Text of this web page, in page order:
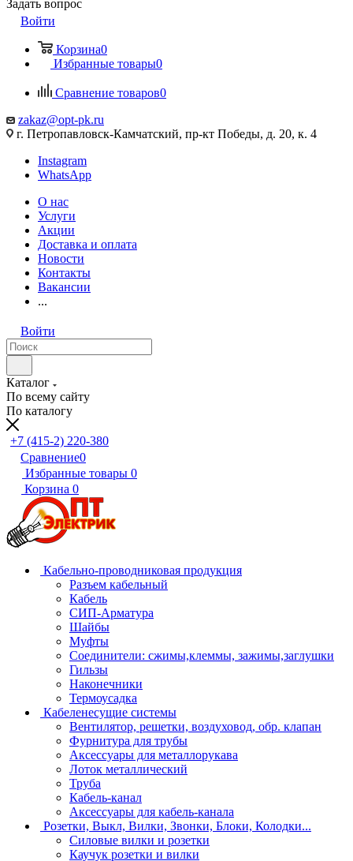
Задать вопрос
Войти
Корзина0
Избранные товары0
Сравнение товаров0
zakaz@opt-pk.ru
г. Петропавловск-Камчатский, пр-кт Победы, д. 20, к. 4
Instagram
WhatsApp
О нас
Услуги
Акции
Доставка и оплата
Новости
Контакты
Вакансии
...
Войти
Каталог
По всему сайту
По каталогу
+7 (415-2) 220-380
Сравнение0
Избранные товары 0
Корзина 0
Кабельно-проводниковая продукция
Разъем кабельный
Кабель
СИП-Арматура
Шайбы
Муфты
Соединители: сжимы,клеммы, зажимы,заглушки
Гильзы
Наконечники
Термоусадка
Кабеленесущие системы
Вентилятор, решетки, воздуховод, обр. клапан
Фурнитура для трубы
Аксессуары для металлорукава
Лоток металлический
Труба
Кабель-канал
Аксессуары для кабель-канала
Розетки, Выкл, Вилки, Звонки, Блоки, Колодки...
Силовые вилки и розетки
Каучук розетки и вилки